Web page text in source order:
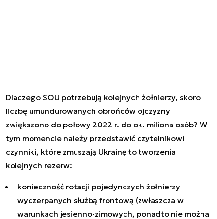
Dlaczego SOU potrzebują kolejnych żołnierzy, skoro
liczbę umundurowanych obrońców ojczyzny
zwiększono do połowy 2022 r. do ok. miliona osób? W
tym momencie należy przedstawić czytelnikowi
czynniki, które zmuszają Ukrainę to tworzenia
kolejnych rezerw:
konieczność rotacji pojedynczych żołnierzy
wyczerpanych służbą frontową (zwłaszcza w
warunkach jesienno-zimowych, ponadto nie można